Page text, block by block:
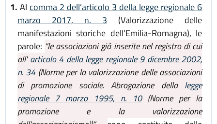
1. Al comma 2 dell’articolo 3 della legge regionale 6
marzo 2017, n. 3 (Valorizzazione delle
manifestazioni storiche dell'Emilia-Romagna), le
parole: “le associazioni già inserite nel registro di cui
all'articolo 4 della legge regionale 9 dicembre 2002,
n. 34 (Norme per la valorizzazione delle associazioni
di promozione sociale. Abrogazione della legge
regionale 7 marzo 1995, n. 10(Norme per la
promozione e la valorizzazione